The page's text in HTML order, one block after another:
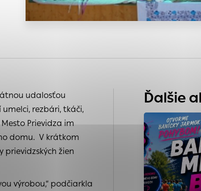
udalosťou
rezbári, tkáči,
Prievidza im
domu. V krátkom
žien
výrobou,“ podčiarkla
Ďalšie
a pomáhajú urobiť webové stránky
na stránke a prístup k zabezpečeným oblastiam
Viac informácií